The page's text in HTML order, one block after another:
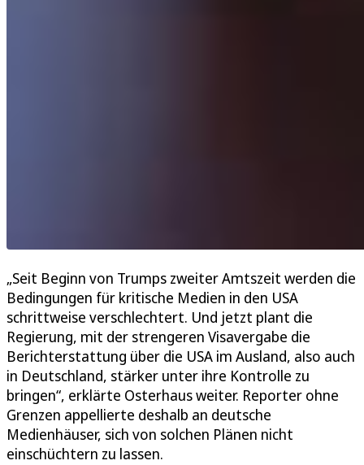
„Seit Beginn von Trumps zweiter Amtszeit werden die
Bedingungen für kritische Medien in den USA
schrittweise verschlechtert. Und jetzt plant die
Regierung, mit der strengeren Visavergabe die
Berichterstattung über die USA im Ausland, also auch
in Deutschland, stärker unter ihre Kontrolle zu
bringen“, erklärte Osterhaus weiter. Reporter ohne
Grenzen appellierte deshalb an deutsche
Medienhäuser, sich von solchen Plänen nicht
einschüchtern zu lassen.